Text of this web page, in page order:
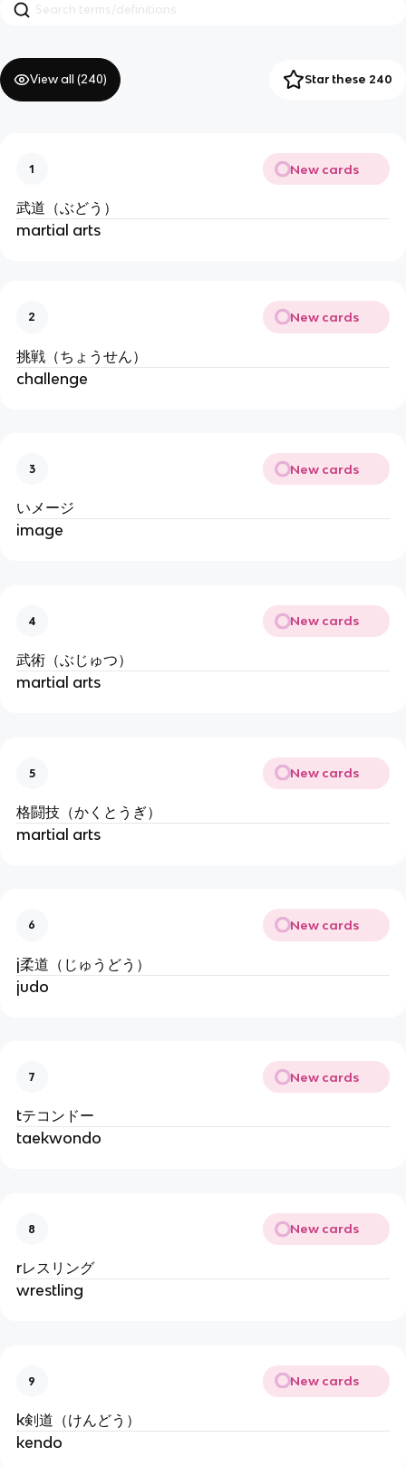
View all (240) Star these 240
1 New cards
武道（ぶどう）
martial arts
2 New cards
挑戦（ちょうせん）
challenge
3 New cards
いメージ
image
4 New cards
武術（ぶじゅつ）
martial arts
5 New cards
格闘技（かくとうぎ）
martial arts
6 New cards
j柔道（じゅうどう）
judo
7 New cards
tテコンドー
taekwondo
8 New cards
rレスリング
wrestling
9 New cards
k剣道（けんどう）
kendo